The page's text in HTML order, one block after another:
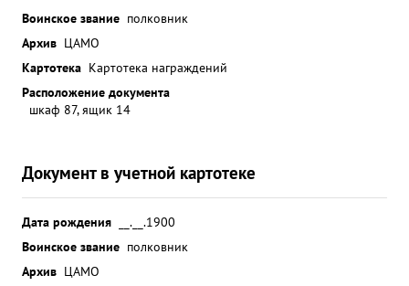
Воинское звание полковник
Архив ЦАМО
Картотека Картотека награждений
Расположение документа
шкаф 87, ящик 14
Документ в учетной картотеке
Дата рождения
__.__.1900
Воинское звание полковник
Архив ЦАМО